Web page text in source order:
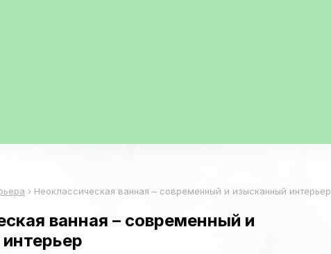
› Неоклассическая ванная – современный и изысканный интерьер
ванная – современный и